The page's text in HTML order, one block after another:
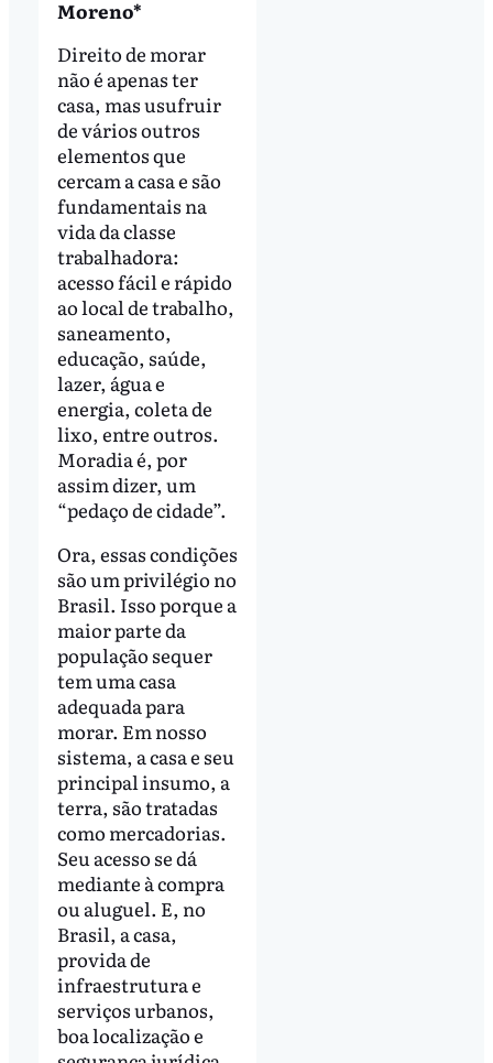
Moreno*
Direito de morar
não é apenas ter
casa, mas usufruir
de vários outros
elementos que
cercam a casa e são
fundamentais na
vida da classe
trabalhadora:
acesso fácil e rápido
ao local de trabalho,
saneamento,
educação, saúde,
lazer, água e
energia, coleta de
lixo, entre outros.
Moradia é, por
assim dizer, um
“pedaço de cidade”.
Ora, essas condições
são um privilégio no
Brasil. Isso porque a
maior parte da
população sequer
tem uma casa
adequada para
morar. Em nosso
sistema, a casa e seu
principal insumo, a
terra, são tratadas
como mercadorias.
Seu acesso se dá
mediante à compra
ou aluguel. E, no
Brasil, a casa,
provida de
infraestrutura e
serviços urbanos,
boa localização e